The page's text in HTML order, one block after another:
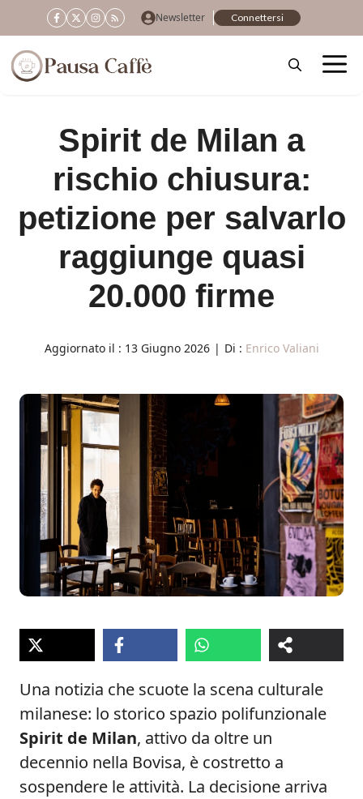
al
contenuto
Newsletter Connettersi
Spirit de Milan a
rischio chiusura:
petizione per salvarlo
raggiunge quasi
20.000 firme
Aggiornato il : 13 Giugno 2026 | Di : Enrico Valiani
Una notizia che scuote la scena culturale
milanese: lo storico spazio polifunzionale
Spirit de Milan, attivo da oltre un
decennio nella Bovisa, è costretto a
sospendere le attività. La decisione arriva